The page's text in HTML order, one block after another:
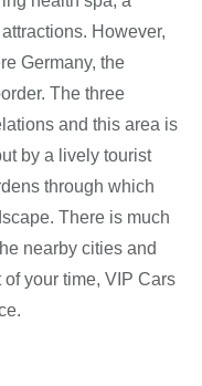
However,
Germany, the
The three
and this area is
by a lively tourist
through which
There is much
nearby cities and
your time, VIP Cars